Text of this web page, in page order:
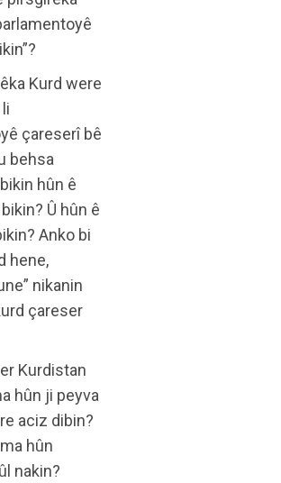
Kurd were
çareserî bê
behsa
hûn ê
Û hûn ê
Anko bi
hene,
nikanin
çareser
Kurdistan
hûn ji peyva
aciz dibin?
hûn
nakin?